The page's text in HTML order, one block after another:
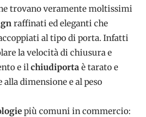
trovano veramente moltissimi
raffinati ed eleganti che
al tipo di porta. Infatti
la velocità di chiusura e
e ilchiudiportaè tarato e
alla dimensione e al peso
più comuni in commercio: